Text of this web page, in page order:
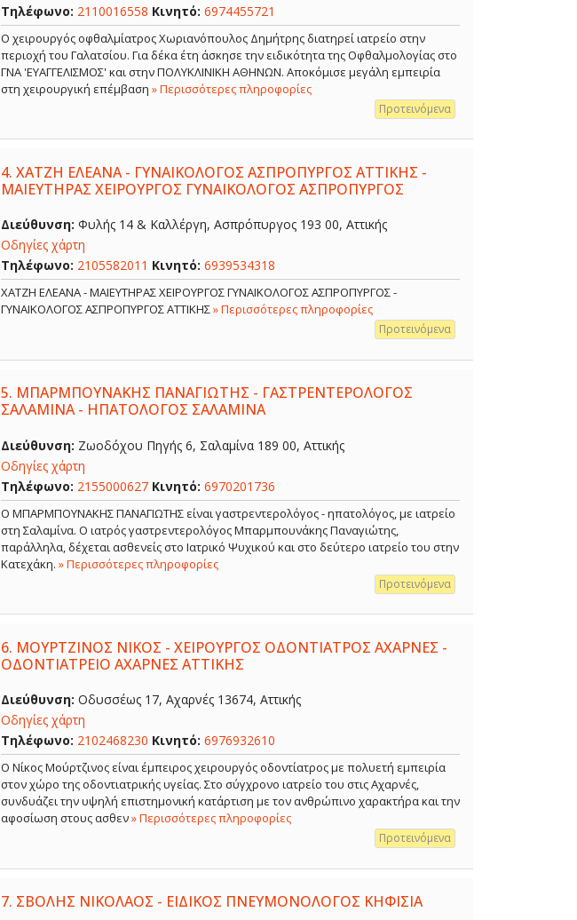
Τηλέφωνο: 2110016558 Κινητό: 6974455721
Ο χειρουργός οφθαλμίατρος Χωριανόπουλος Δημήτρης διατηρεί ιατρείο στην
περιοχή του Γαλατσίου. Για δέκα έτη άσκησε την ειδικότητα της Οφθαλμολογίας στο
ΓΝΑ 'ΕΥΑΓΓΕΛΙΣΜΟΣ' και στην ΠΟΛΥΚΛΙΝΙΚΗ ΑΘΗΝΩΝ. Αποκόμισε μεγάλη εμπειρία
στη χειρουργική επέμβαση » Περισσότερες πληροφορίες
Προτεινόμενα
4. ΧΑΤΖΗ ΕΛΕΑΝΑ - ΓΥΝΑΙΚΟΛΟΓΟΣ ΑΣΠΡΟΠΥΡΓΟΣ ΑΤΤΙΚΗΣ -
ΜΑΙΕΥΤΗΡΑΣ ΧΕΙΡΟΥΡΓΟΣ ΓΥΝΑΙΚΟΛΟΓΟΣ ΑΣΠΡΟΠΥΡΓΟΣ
Διεύθυνση: Φυλής 14 & Καλλέργη, Ασπρόπυργος 193 00, Αττικής
Οδηγίες χάρτη
Τηλέφωνο: 2105582011 Κινητό: 6939534318
ΧΑΤΖΗ ΕΛΕΑΝΑ - ΜΑΙΕΥΤΗΡΑΣ ΧΕΙΡΟΥΡΓΟΣ ΓΥΝΑΙΚΟΛΟΓΟΣ ΑΣΠΡΟΠΥΡΓΟΣ -
ΓΥΝΑΙΚΟΛΟΓΟΣ ΑΣΠΡΟΠΥΡΓΟΣ ΑΤΤΙΚΗΣ» Περισσότερες πληροφορίες
Προτεινόμενα
5. ΜΠΑΡΜΠΟΥΝΑΚΗΣ ΠΑΝΑΓΙΩΤΗΣ - ΓΑΣΤΡΕΝΤΕΡΟΛΟΓΟΣ
ΣΑΛΑΜΙΝΑ - ΗΠΑΤΟΛΟΓΟΣ ΣΑΛΑΜΙΝΑ
Διεύθυνση: Ζωοδόχου Πηγής 6, Σαλαμίνα 189 00, Αττικής
Οδηγίες χάρτη
Τηλέφωνο: 2155000627 Κινητό: 6970201736
Ο ΜΠΑΡΜΠΟΥΝΑΚΗΣ ΠΑΝΑΓΙΩΤΗΣ είναι γαστρεντερολόγος - ηπατολόγος, με ιατρείο
στη Σαλαμίνα. Ο ιατρός γαστρεντερολόγος Μπαρμπουνάκης Παναγιώτης,
παράλληλα, δέχεται ασθενείς στο Ιατρικό Ψυχικού και στο δεύτερο ιατρείο του στην
Κατεχάκη. » Περισσότερες πληροφορίες
Προτεινόμενα
6. ΜΟΥΡΤΖΙΝΟΣ ΝΙΚΟΣ - ΧΕΙΡΟΥΡΓΟΣ ΟΔΟΝΤΙΑΤΡΟΣ ΑΧΑΡΝΕΣ -
ΟΔΟΝΤΙΑΤΡΕΙΟ ΑΧΑΡΝΕΣ ΑΤΤΙΚΗΣ
Διεύθυνση: Οδυσσέως 17, Αχαρνές 13674, Αττικής
Οδηγίες χάρτη
Τηλέφωνο: 2102468230 Κινητό: 6976932610
Ο Νίκος Μούρτζινος είναι έμπειρος χειρουργός οδοντίατρος με πολυετή εμπειρία
στον χώρο της οδοντιατρικής υγείας. Στο σύγχρονο ιατρείο του στις Αχαρνές,
συνδυάζει την υψηλή επιστημονική κατάρτιση με τον ανθρώπινο χαρακτήρα και την
αφοσίωση στους ασθεν» Περισσότερες πληροφορίες
Προτεινόμενα
7. ΣΒΟΛΗΣ ΝΙΚΟΛΑΟΣ - ΕΙΔΙΚΟΣ ΠΝΕΥΜΟΝΟΛΟΓΟΣ ΚΗΦΙΣΙΑ